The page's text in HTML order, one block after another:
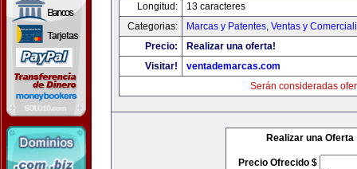
Longitud:
13 caracteres
Categorias:
Marcas y Patentes, Ventas y
Precio:
Realizar una oferta!
Visitar!
ventademarcas.com
Serán consideradas
Realizar una Oferta
Precio Ofrecido $